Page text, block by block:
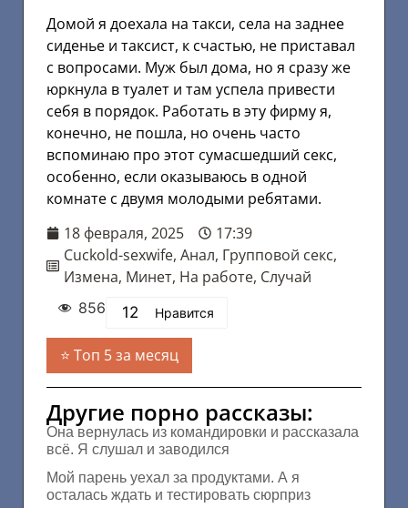
Домой я доехала на такси, села на заднее
сиденье и таксист, к счастью, не приставал
с вопросами. Муж был дома, но я сразу же
юркнула в туалет и там успела привести
себя в порядок. Работать в эту фирму я,
конечно, не пошла, но очень часто
вспоминаю про этот сумасшедший секс,
особенно, если оказываюсь в одной
комнате с двумя молодыми ребятами.
18 февраля, 2025
17:39
Cuckold-sexwife, Анал, Групповой секс,
Измена, Минет, На работе, Случай
856 12 Нравится
Топ 5 за месяц
Другие порно рассказы:
Она вернулась из командировки и рассказала
всё. Я слушал и заводился
Мой парень уехал за продуктами. А я
осталась ждать и тестировать сюрприз